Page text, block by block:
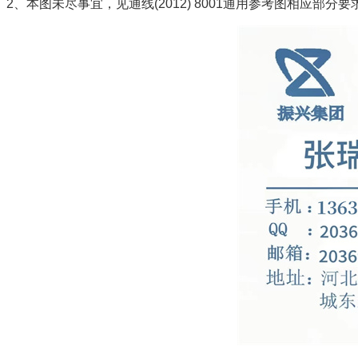
2、本图未尽事宜，见通线(2012) 8001通用参考图相应部分要